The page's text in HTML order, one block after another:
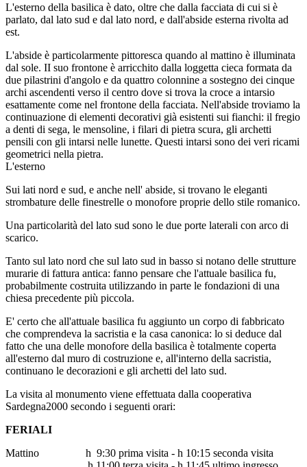
L'esterno della basilica è dato, oltre che dalla facciata di cui si è
parlato, dal lato sud e dal lato nord, e dall'abside esterna rivolta ad
est.
L'abside è particolarmente pittoresca quando al mattino è illuminata
dal sole. II suo frontone è arricchito dalla loggetta cieca formata da
due pilastrini d'angolo e da quattro colonnine a sostegno dei cinque
archi ascendenti verso il centro dove si trova la croce a intarsio
esattamente come nel frontone della facciata. Nell'abside troviamo la
continuazione di elementi decorativi già esistenti sui fianchi: il fregio
a denti di sega, le mensoline, i filari di pietra scura, gli archetti
pensili con gli intarsi nelle lunette. Questi intarsi sono dei veri ricami
geometrici nella pietra.
L'esterno
Sui lati nord e sud, e anche nell' abside, si trovano le eleganti
strombature delle finestrelle o monofore proprie dello stile romanico.
Una particolarità del lato sud sono le due porte laterali con arco di
scarico.
Tanto sul lato nord che sul lato sud in basso si notano delle strutture
murarie di fattura antica: fanno pensare che l'attuale basilica fu,
probabilmente costruita utilizzando in parte le fondazioni di una
chiesa precedente più piccola.
E' certo che all'attuale basilica fu aggiunto un corpo di fabbricato
che comprendeva la sacristia e la casa canonica: lo si deduce dal
fatto che una delle monofore della basilica è totalmente coperta
all'esterno dal muro di costruzione e, all'interno della sacristia,
continuano le decorazioni e gli archetti del lato sud.
La visita al monumento viene effettuata dalla cooperativa
Sardegna2000 secondo i seguenti orari:
FERIALI
Mattino h 9:30 prima visita - h 10:15 seconda visita